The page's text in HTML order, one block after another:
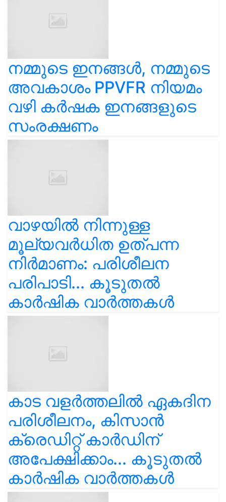
നമ്മുടെ ഇനങ്ങൾ, നമ്മുടെ
അവകാശം PPVFR നിയമം
വഴി കർഷക ഇനങ്ങളുടെ
സംരക്ഷണം
വാഴയിൽ നിന്നുള്ള
മൂല്യവർധിത ഉത്പന്ന
നിർമാണം: പരിശീലന
പരിപാടി... കൂടുതൽ
കാർഷിക വാർത്തകൾ
കാട വളര്‍ത്തലിൽ ഏകദിന
പരിശീലനം, കിസാൻ
ക്രെഡിറ്റ് കാർഡിന്
അപേക്ഷിക്കാം... കൂടുതൽ
കാർഷിക വാർത്തകൾ